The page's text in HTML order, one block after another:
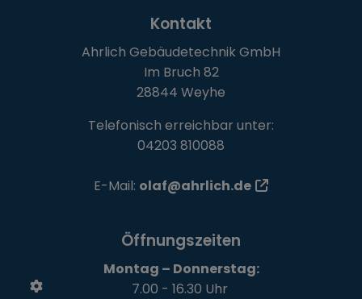
Kontakt
Ahrlich Gebäudetechnik GmbH
Im Bruch 82
28844 Weyhe
Telefonisch erreichbar unter:
04203 810088
E-Mail: olaf@ahrlich.de
Öffnungszeiten
Montag – Donnerstag:
7.00 - 16.30 Uhr